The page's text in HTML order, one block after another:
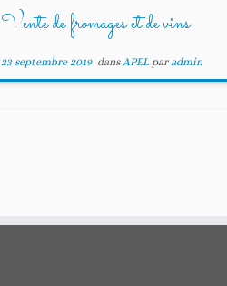
Vente de fromages et de vins
23 septembre 2019dansAPEL paradmin